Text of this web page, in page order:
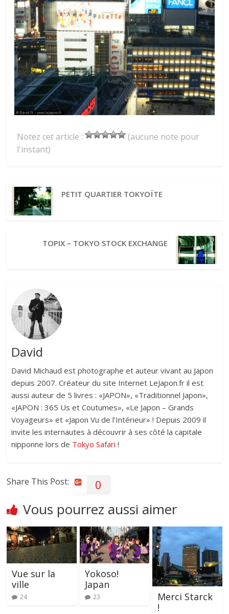
Notez cet article :
(aucune note pour
l'instant)
PETIT QUARTIER TOKYOÏTE
TOPIX – TOKYO STOCK EXCHANGE
David
David Michaud est photographe et auteur vivant au Japon
depuis 2007. Créateur du site Internet LeJapon.fr il est
aussi auteur de 5 livres : «JAPON», «Traditionnel Japon»,
«JAPON : 365 Us et Coutumes», «Le Japon – Grands
Voyageurs» et «Japon Vu de l’Intérieur» ! Depuis 2009 il
invite les internautes à découvrir à ses côté la capitale
nipponne lors de Tokyo Safari !
Share This Post: 0
Vous pourrez aussi aimer
Vue sur la
ville
24
Yokoso!
Japan
23
Merci Starck
!